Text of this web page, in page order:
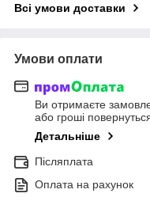
Всі умови доставки
Умови оплати
Ви отримаєте
або гроші
Детальніше
Післяплата
Оплата на рахунок